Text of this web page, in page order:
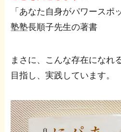
「あなた自身がパワースポ
塾塾長順子先生の著書
まさに、こんな存在になれ
目指し、実践しています。